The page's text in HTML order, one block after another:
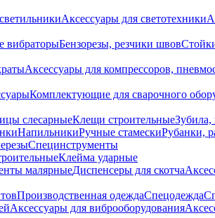
Аксессуары для светотехники
вибраторыБензорезы, резчики швов
Аксессуары для компрессоров,
Комплектующие для сварочного
слесарныеКлещи строительныеЗубила,
НапильникиРучные стамескиРубанки,
Специнструменты
Клейма ударные
малярныеДиспенсеры для скотча
Производственная одеждаСпецодежда
Аксессуары для виброоборудования